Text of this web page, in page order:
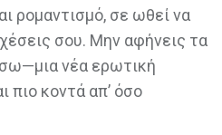
ρομαντισμό, σε ωθεί να
σου. Μην αφήνεις τα
νέα ερωτική
πιο κοντά απ’ όσο